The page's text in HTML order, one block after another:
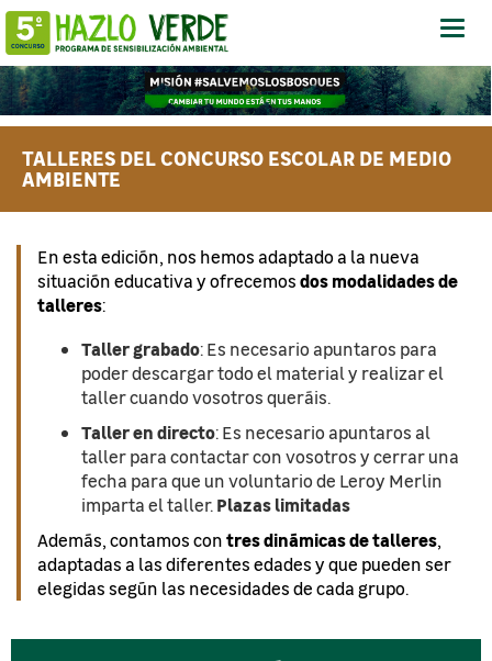
Abrir
Menú
TALLERES DEL CONCURSO ESCOLAR DE MEDIO
AMBIENTE
En esta edición, nos hemos adaptado a la nueva
situación educativa y ofrecemosdos modalidades de
talleres:
Taller grabado: Es necesario apuntaros para
poder descargar todo el material y realizar el
taller cuando vosotros queráis.
Taller en directo: Es necesario apuntaros al
taller para contactar con vosotros y cerrar una
fecha para que un voluntario de Leroy Merlin
imparta el taller. Plazas limitadas
Además, contamos contres dinámicas de talleres,
adaptadas a las diferentes edades y que pueden ser
elegidas según las necesidades de cada grupo.